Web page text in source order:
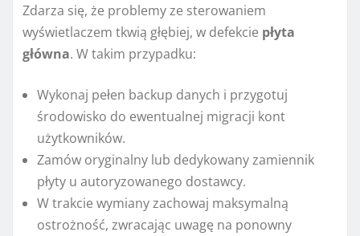
Zdarza się, że problemy ze sterowaniem
wyświetlaczem tkwią głębiej, w defekcie płyta
główna. W takim przypadku:
Wykonaj pełen backup danych i przygotuj
środowisko do ewentualnej migracji kont
użytkowników.
Zamów oryginalny lub dedykowany zamiennik
płyty u autoryzowanego dostawcy.
W trakcie wymiany zachowaj maksymalną
ostrożność, zwracając uwagę na ponowny